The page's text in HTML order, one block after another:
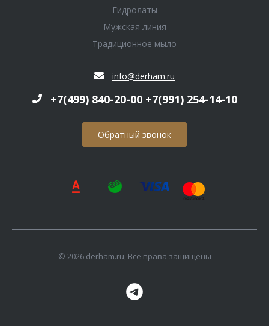
Гидролаты
Мужская линия
Традиционное мыло
info@derham.ru
+7(499) 840-20-00 +7(991) 254-14-10
Обратный звонок
© 2026 derham.ru, Все права защищены